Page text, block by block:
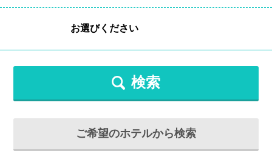
検索
ご希望のホテルから検索